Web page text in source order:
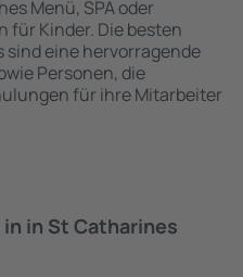
Menü, SPA oder
für Kinder. Die besten
eine hervorragende
Personen, die
für ihre Mitarbeiter
in St Catharines